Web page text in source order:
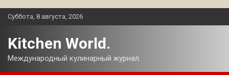
Перейти
Суббота, 8 августа, 2026
Kitchen World.
Международный кулинарный журнал.